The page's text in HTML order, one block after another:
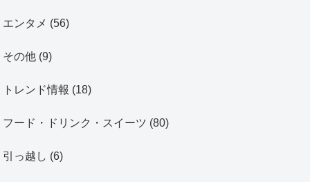
エンタメ (56)
その他 (9)
トレンド情報 (18)
フード・ドリンク・スイーツ (80)
引っ越し (6)